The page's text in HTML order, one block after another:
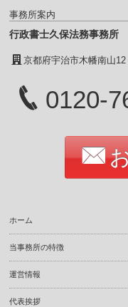
事務所案内
行政書士久保法務事務所
京都府宇治市木幡南山12
0120-
ホーム
当事務所の特徴
運営情報
代表挨拶